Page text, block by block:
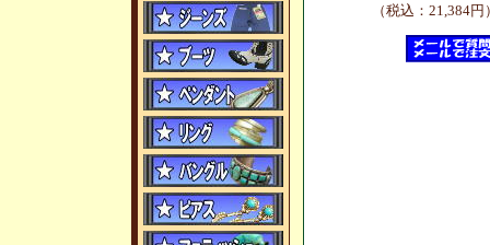
（税込：21,384円